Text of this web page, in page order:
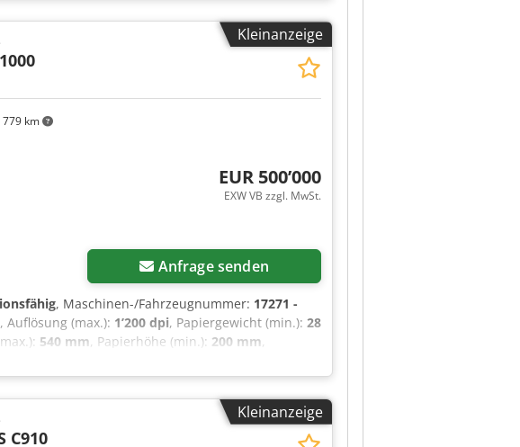
Drucke gesamt Die Maschine wurde in
in einem ausgezeichneten Betriebszustand mit
Kleinanzeige
779 km
EUR 500’000
EXW VB zzgl. MwSt.
Anfrage senden
, Maschinen-/Fahrzeugnummer: 17271 -
, Auflösung (max.): 1’200 dpi, Papiergewicht (min.): 28
540 mm, Papierhöhe (min.): 200 mm,
3’500 mm, Jahr der letzten Überholung:2026,
V, Ausstattung:Auto-Duplex,
Vollfarb-
ProStream 1000 in ausgezeichnetem
Kleinanzeige
C910